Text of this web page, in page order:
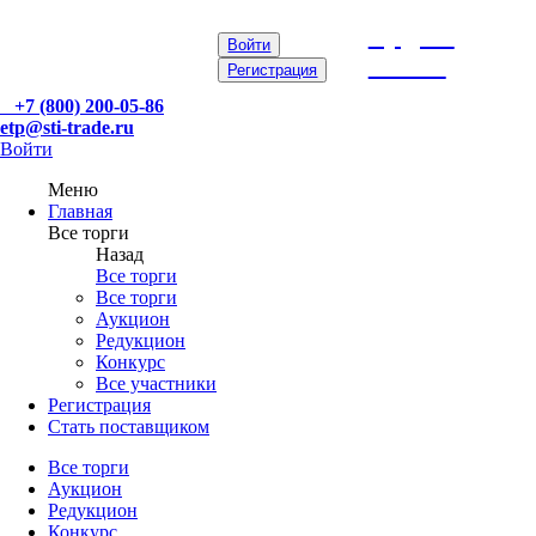
Войти
Регистрация
+7 (800) 200-05-86
etp@sti-trade.ru
Войти
Меню
Главная
Все торги
Назад
Все торги
Все торги
Аукцион
Редукцион
Конкурс
Все участники
Регистрация
Стать поставщиком
Все торги
Аукцион
Редукцион
Конкурс